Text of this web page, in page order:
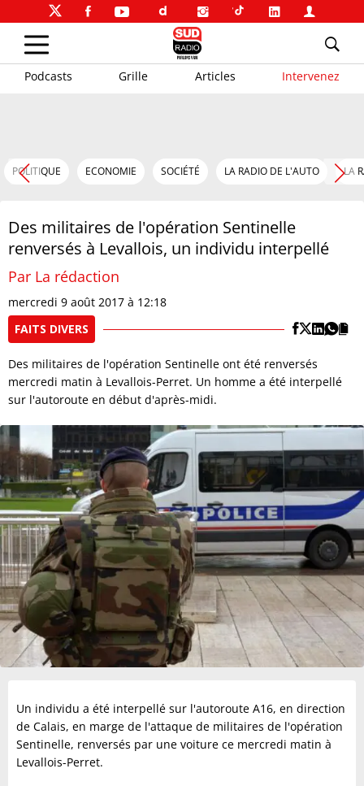
Podcasts Grille Articles Intervenez
POLITIQUE ECONOMIE SOCIÉTÉ LA RADIO DE L'AUTO LA
Des militaires de l'opération Sentinelle
renversés à Levallois, un individu interpellé
Par La rédaction
mercredi 9 août 2017 à 12:18
FAITS DIVERS
Des militaires de l'opération Sentinelle ont été renversés
mercredi matin à Levallois-Perret. Un homme a été interpellé
sur l'autoroute en début d'après-midi.
Un individu a été interpellé sur l'autoroute A16, en direction
de Calais, en marge de l'attaque de militaires de l'opération
Sentinelle, renversés par une voiture ce mercredi matin à
Levallois-Perret.